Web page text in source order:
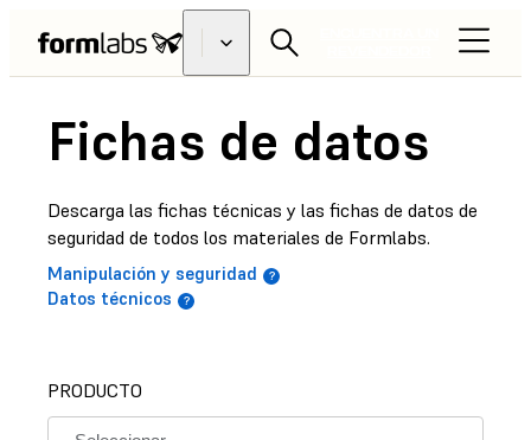
Fichas de datos
Descarga las fichas técnicas y las fichas de datos de
seguridad de todos los materiales de Formlabs.
Manipulación y seguridad
Datos técnicos
PRODUCTO